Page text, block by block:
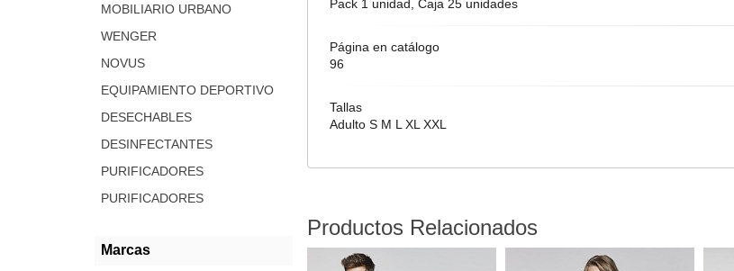
MOBILIARIO URBANO
WENGER
NOVUS
EQUIPAMIENTO DEPORTIVO
DESECHABLES
DESINFECTANTES
PURIFICADORES
PURIFICADORES
Marcas
Pack 1 unidad, Caja 25 unidades
Página en catálogo
96
Tallas
Adulto S M L XL XXL
Productos Relacionados